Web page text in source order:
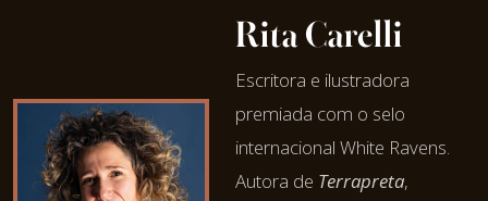
Rita Carelli
Escritora e ilustradora
premiada com o selo
internacional White Ravens.
Autora de Terrapreta,